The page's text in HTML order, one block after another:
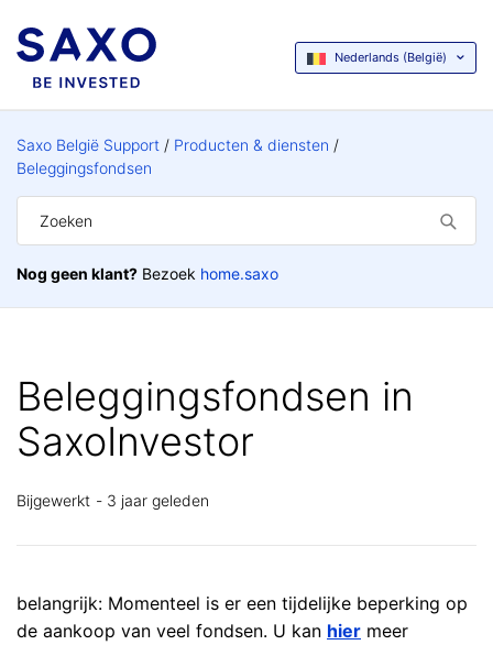
Nederlands (België)
Saxo België Support
Producten & diensten
Beleggingsfondsen
Nog geen klant? Bezoek home.saxo
Beleggingsfondsen in
SaxoInvestor
Bijgewerkt 3 jaar geleden
belangrijk: Momenteel is er een tijdelijke beperking op
de aankoop van veel fondsen. U kan hier meer